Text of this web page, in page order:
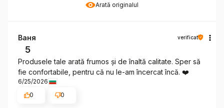
Arată originalul
Ваня verificat
5
Produsele tale arată frumos și de înaltă calitate. Sper să
fie confortabile, pentru că nu le-am încercat încă. ❤️
6/25/2026
0
0